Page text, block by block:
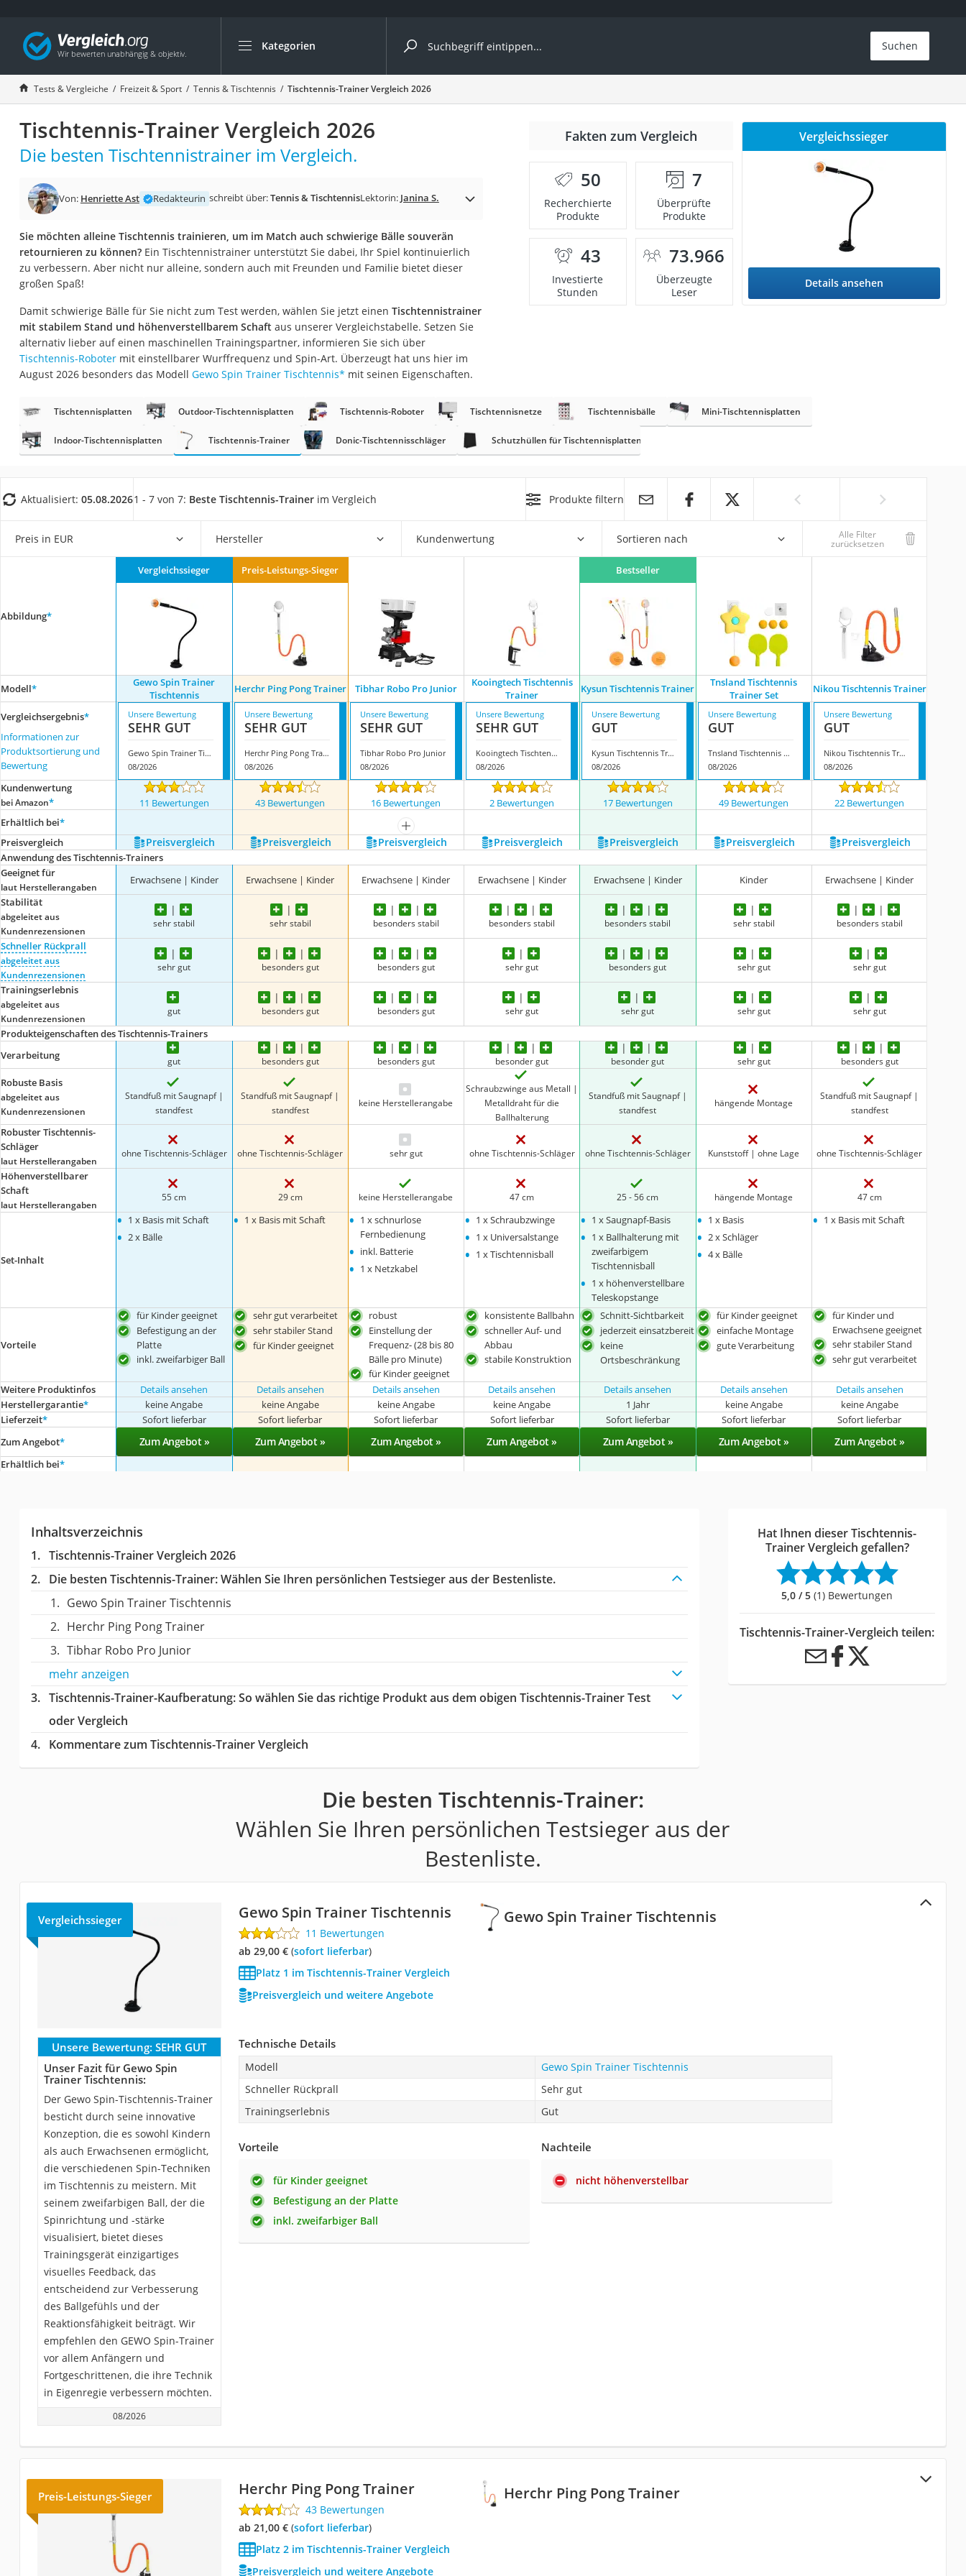
Kategorien
Die beliebtesten Vergleiche nach Kategorie
Freizeit & Sport
Gartentrampolin
Trampolin
Metalldetektor
Eufab-Fahrradträger
Trampolin 366 cm
Aluminium-Koffer
Futterboot
E-Bike-Dreirad
Trekkingschuhe Herren
Reisetasche mit Rollen
Klimmzugstation
Nachtsichtgerät
Faltschloss
Vibrationsplatte
Sicherheitsweste Reiten
Service
Suchen
Tests & Vergleiche Freizeit & Sport Tennis & Tischtennis Tischtennis-Trainer Vergleich 2026
Tischtennis-Trainer Vergleich 2026
Die besten Tischtennistrainer im Vergleich.
Von: Henriette Ast Redakteurin schreibt über:Tennis & TischtennisLektorin: Janina S.
Sie möchten alleine Tischtennis trainieren, um im Match auch schwierige Bälle souverän
retournieren zu können?Ein Tischtennistrainer unterstützt Sie dabei, Ihr Spiel kontinuierlich
zu verbessern. Aber nicht nur alleine, sondern auch mit Freunden und Familie bietet dieser
großen Spaß!
Damit schwierige Bälle für Sie nicht zum Test werden, wählen Sie jetzt einen Tischtennistrainer
mit stabilem Stand und höhenverstellbarem Schaft aus unserer Vergleichstabelle. Setzen Sie
alternativ lieber auf einen maschinellen Trainingspartner, informieren Sie sich über
Tischtennis-Robotermit einstellbarer Wurffrequenz und Spin-Art. Überzeugt hat uns hier im
August 2026 besonders das Modell Gewo Spin Trainer Tischtennis* mit seinen Eigenschaften.
Fakten zum Vergleich
50
Recherchierte
Produkte
7
Überprüfte
Produkte
43
Investierte
Stunden
73.966
Überzeugte
Leser
Vergleichssieger
Details ansehen
Tischtennisplatten Outdoor-Tischtennisplatten Tischtennis-Roboter Tischtennisnetze Tischtennisbälle Mini-Tischtennisplatten
Indoor-Tischtennisplatten Tischtennis-Trainer Donic-Tischtennisschläger Schutzhüllen für Tischtennisplatten
Aktualisiert: 05.08.20261 - 7 von 7: Beste Tischtennis-Trainer im Vergleich Produkte filtern
Preis in EUR Hersteller Kundenwertung Sortieren nach Alle Filter
zurücksetzen
Abbildung*
Vergleichssieger Preis-Leistungs-Sieger Bestseller
Modell*
Gewo Spin Trainer
Tischtennis
Herchr Ping Pong Trainer Tibhar Robo Pro Junior
Kooingtech Tischtennis
Trainer
Kysun Tischtennis Trainer
Tnsland Tischtennis
Trainer Set
Nikou Tischtennis Trainer
Vergleichsergebnis*
Informationen zur
Produktsortierung und
Bewertung
Unsere Bewertung
SEHR GUT
Gewo Spin Trainer Tischtennis
08/2026
Unsere Bewertung
SEHR GUT
Herchr Ping Pong Trainer
08/2026
Unsere Bewertung
SEHR GUT
Tibhar Robo Pro Junior
08/2026
Unsere Bewertung
SEHR GUT
Kooingtech Tischtennis Trainer
08/2026
Unsere Bewertung
GUT
Kysun Tischtennis Trainer
08/2026
Unsere Bewertung
GUT
Tnsland Tischtennis Trainer Set
08/2026
Unsere Bewertung
GUT
Nikou Tischtennis Trainer
08/2026
Kundenwertung
bei Amazon* 11 Bewertungen 43 Bewertungen 16 Bewertungen 2 Bewertungen 17 Bewertungen 49 Bewertungen
22 Bewertungen
Erhältlich bei*
mehr anzeigen
Preis­vergleich
Preis­vergleich Preis­vergleich Preis­vergleich Preis­vergleich Preis­vergleich Preis­vergleich Preis­vergleich
Anwendung des Tischtennis-Trainers
Geeignet für
laut Herstellerangaben
Erwachsene | Kinder Erwachsene | Kinder Erwachsene | Kinder Erwachsene | Kinder Erwachsene | Kinder Kinder
Erwachsene | Kinder
Stabilität
abgeleitet aus
Kundenrezensionen
sehr stabil sehr stabil besonders stabil besonders stabil besonders stabil sehr stabil besonders stabil
Schneller Rückprall
abgeleitet aus
Kundenrezensionen
sehr gut besonders gut besonders gut sehr gut besonders gut sehr gut sehr gut
Trainingserlebnis
abgeleitet aus
Kundenrezensionen
gut besonders gut besonders gut sehr gut sehr gut sehr gut sehr gut
Produkteigenschaften des Tischtennis-Trainers
Verarbeitung
gut besonders gut besonders gut besonder gut besonder gut sehr gut besonders gut
Robuste Basis
abgeleitet aus
Kundenrezensionen
Standfuß mit Saugnapf |
standfest
Standfuß mit Saugnapf |
standfest
keine Herstellerangabe
Schraubzwinge aus Metall |
Metalldraht für die
Ballhalterung
Standfuß mit Saugnapf |
standfest
hängende Montage
Standfuß mit Saugnapf |
standfest
Robuster Tischtennis-
Schläger
laut Herstellerangaben
ohne Tischtennis-Schläger ohne Tischtennis-Schläger sehr gut ohne Tischtennis-Schläger ohne Tischtennis-Schläger Kunststoff | ohne Lage ohne Tischtennis-Schläger
Höhenverstellbarer
Schaft
laut Herstellerangaben
55 cm 29 cm keine Herstellerangabe 47 cm 25 - 56 cm hängende Montage 47 cm
Set-Inhalt
• 1 x Basis mit Schaft
• 2 x Bälle
• 1 x Basis mit Schaft • 1 x schnurlose
Fernbedienung
• inkl. Batterie
• 1 x Netzkabel
• 1 x Schraubzwinge
• 1 x Universalstange
• 1 x Tischtennisball
• 1 x Saugnapf-Basis
• 1 x Ballhalterung mit
zweifarbigem
Tischtennisball
• 1 x höhenverstellbare
Teleskopstange
• 1 x Basis
• 2 x Schläger
• 4 x Bälle
• 1 x Basis mit Schaft
Vorteile
für Kinder geeignet
Befestigung an der
Platte
inkl. zweifarbiger Ball
sehr gut verarbeitet
sehr stabiler Stand
für Kinder geeignet
robust
Einstellung der
Frequenz- (28 bis 80
Bälle pro Minute)
für Kinder geeignet
konsistente Ballbahn
schneller Auf- und
Abbau
stabile Konstruktion
Schnitt-Sichtbarkeit
jederzeit einsatzbereit
keine
Ortsbeschränkung
für Kinder geeignet
einfache Montage
gute Verarbeitung
für Kinder und
Erwachsene geeignet
sehr stabiler Stand
sehr gut verarbeitet
Weitere Produktinfos Details ansehen Details ansehen Details ansehen Details ansehen Details ansehen Details ansehen
Details ansehen
Herstellergarantie* keine Angabe keine Angabe keine Angabe keine Angabe 1 Jahr keine Angabe
keine Angabe
Lieferzeit* Sofort lieferbar Sofort lieferbar Sofort lieferbar Sofort lieferbar Sofort lieferbar Sofort lieferbar
Sofort lieferbar
Zum Angebot* Zum Angebot » Zum Angebot » Zum Angebot » Zum Angebot » Zum Angebot » Zum Angebot » Zum Angebot »
Erhältlich bei*
Inhaltsverzeichnis
Tischtennis-Trainer Vergleich 2026
Die besten Tischtennis-Trainer:Wählen Sie Ihren persönlichen Testsieger aus der Bestenliste.
Gewo Spin Trainer Tischtennis
Herchr Ping Pong Trainer
Tibhar Robo Pro Junior
mehr anzeigen
Tischtennis-Trainer-Kaufberatung: So wählen Sie das richtige Produkt aus dem obigen Tischtennis-Trainer Test
oder Vergleich
Kommentare zum Tischtennis-Trainer Vergleich
Hat Ihnen dieser Tischtennis-
Trainer Vergleich gefallen?
5,0 / 5 (1) Bewertungen
Tischtennis-Trainer-Vergleich teilen:
Die besten Tischtennis-Trainer:
Wählen Sie Ihren persönlichen Testsieger aus der
Bestenliste.
Gewo Spin Trainer Tischtennis
Vergleichssieger Gewo Spin Trainer Tischtennis
11 Bewertungen
ab 29,00 €( Sofort lieferbar)
Platz 1 im Tischtennis-Trainer Vergleich
Preisvergleich und weitere Angebote
Unsere Bewertung: SEHR GUT
Unser Fazit für Gewo Spin
Trainer Tischtennis:
Der Gewo Spin-Tischtennis-Trainer
besticht durch seine innovative
Konzeption, die es sowohl Kindern
als auch Erwachsenen ermöglicht,
die verschiedenen Spin-Techniken
im Tischtennis zu meistern. Mit
seinem zweifarbigen Ball, der die
Spinrichtung und -stärke
visualisiert, bietet dieses
Trainingsgerät einzigartiges
visuelles Feedback, das
entscheidend zur Verbesserung
des Ballgefühls und der
Reaktionsfähigkeit beiträgt. Wir
empfehlen den GEWO Spin-Trainer
vor allem Anfängern und
Fortgeschrittenen, die ihre Technik
in Eigenregie verbessern möchten.
08/2026
Technische Details
Modell
Gewo Spin Trainer Tischtennis
Schneller Rückprall
Sehr gut
Trainingserlebnis
Gut
Vorteile
für Kinder geeignet
Befestigung an der Platte
inkl. zweifarbiger Ball
Nachteile
nicht höhenverstellbar
Herchr Ping Pong Trainer
Preis-Leistungs-Sieger Herchr Ping Pong Trainer
43 Bewertungen
ab 21,00 €( Sofort lieferbar)
Platz 2 im Tischtennis-Trainer Vergleich
Preisvergleich und weitere Angebote